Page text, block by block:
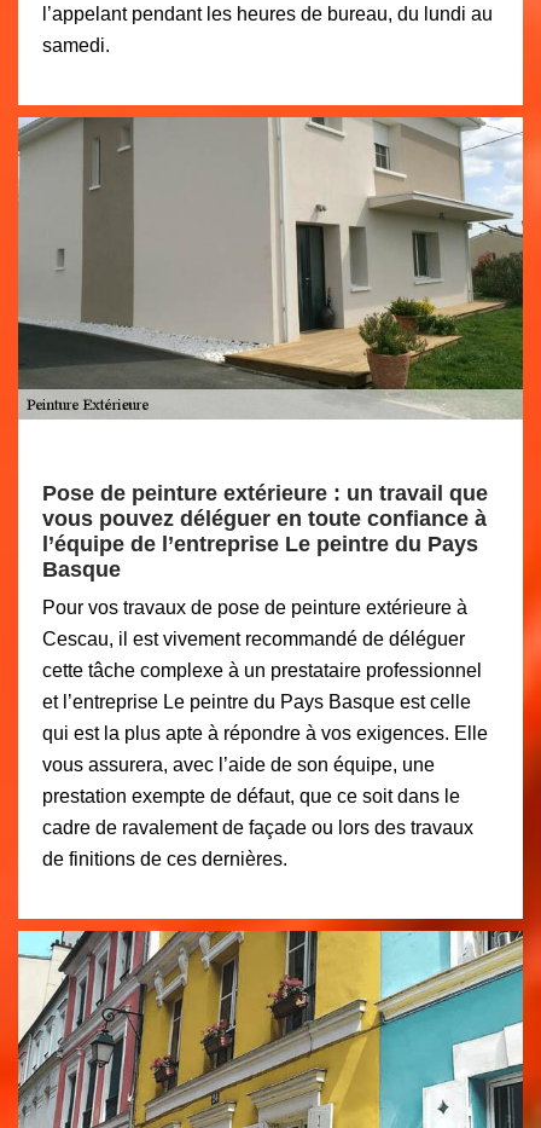
l’appelant pendant les heures de bureau, du lundi au
samedi.
Pose de peinture extérieure : un travail que
vous pouvez déléguer en toute confiance à
l’équipe de l’entreprise Le peintre du Pays
Basque
Pour vos travaux de pose de peinture extérieure à
Cescau, il est vivement recommandé de déléguer
cette tâche complexe à un prestataire professionnel
et l’entreprise Le peintre du Pays Basque est celle
qui est la plus apte à répondre à vos exigences. Elle
vous assurera, avec l’aide de son équipe, une
prestation exempte de défaut, que ce soit dans le
cadre de ravalement de façade ou lors des travaux
de finitions de ces dernières.